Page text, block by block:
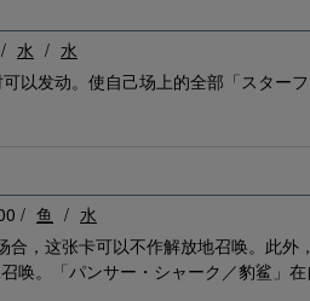
水 / 水
以发动。使自己场上的全部「スター
/ 鱼 / 水
合，这张卡可以不作解放地召唤。此
唤。「パンサー・シャーク／豹鲨」在